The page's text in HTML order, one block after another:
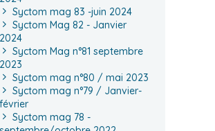
Syctom mag 83 -juin 2024
Syctom Mag 82 - Janvier
2024
Syctom Mag n°81 septembre
2023
Syctom mag n°80 / mai 2023
Syctom mag n°79 / Janvier-
février
Syctom mag 78 -